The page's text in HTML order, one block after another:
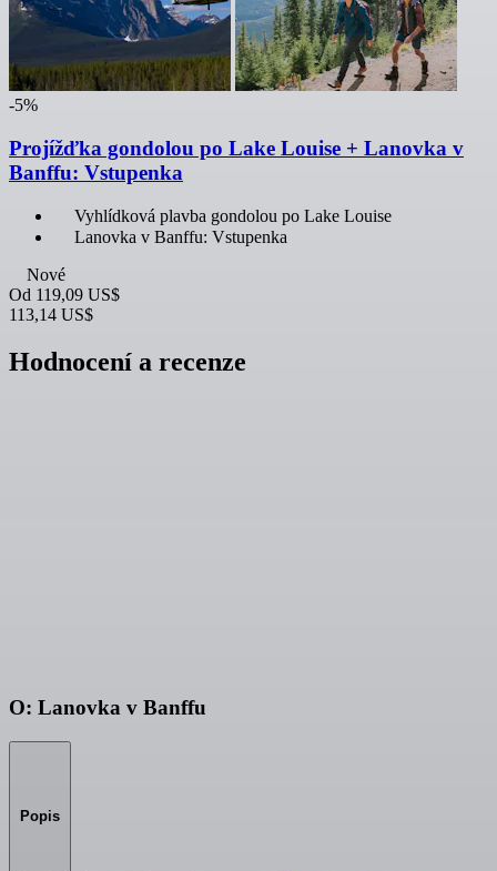
-5%
Projížďka gondolou po Lake Louise + Lanovka v
Banffu: Vstupenka
Vyhlídková plavba gondolou po Lake Louise
Lanovka v Banffu: Vstupenka
Nové
Od 119,09 US$
113,14 US$
Hodnocení a recenze
O: Lanovka v Banffu
Popis